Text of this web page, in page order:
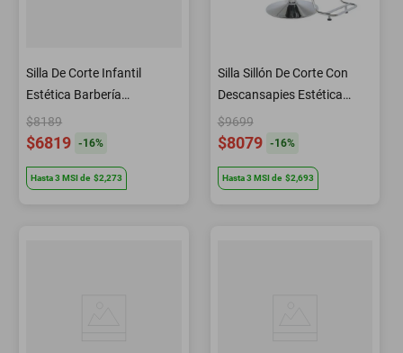
Silla De Corte Infantil
Estética Barbería
Peluquería CB02 Letmex
$8189
$6819 -16%
Hasta3 MSIde $2,273
Silla Sillón De Corte Con
Descansapies Estética
Barbería A3010 Letmex
$9699
$8079 -16%
Hasta3 MSIde $2,693